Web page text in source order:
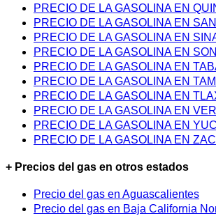
PRECIO DE LA GASOLINA EN
PRECIO DE LA GASOLINA EN
PRECIO DE LA GASOLINA EN
PRECIO DE LA GASOLINA EN
PRECIO DE LA GASOLINA EN
PRECIO DE LA GASOLINA EN
PRECIO DE LA GASOLINA EN
PRECIO DE LA GASOLINA EN
PRECIO DE LA GASOLINA EN
PRECIO DE LA GASOLINA EN
+ Precios del gas en otros estados
Precio del gas en Aguascalientes
Precio del gas en Baja California